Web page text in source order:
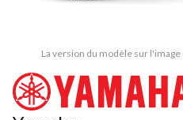
La version du modèle sur l'image